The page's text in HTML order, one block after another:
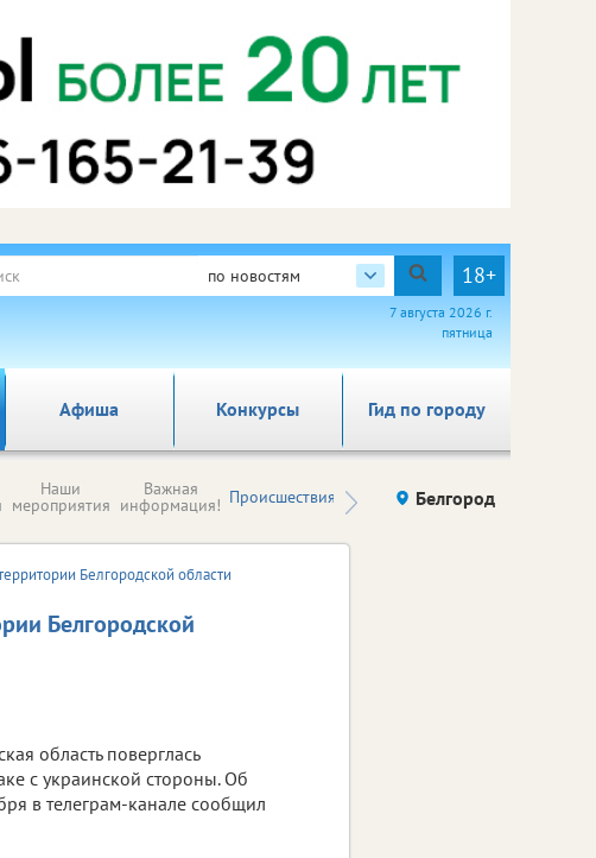
по новостям 18+
7 августа 2026 г.
пятница
Афиша Гид по городу
Конкурсы
Наши
мероприятия
Важная
информация! Происшествия Здоровье компаний (на
правах
Белгород
Белгородской области
Белгородской
область поверглась
с украинской стороны. Об
в телеграм-канале сообщил